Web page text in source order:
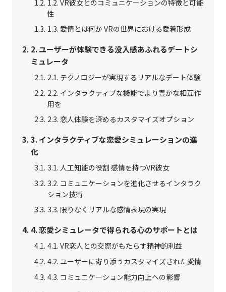
1.2. VR彼女とのコミュニケーションの特徴と可能
性
1.3. 愛情とは何か VRの世界における愛着形成
2. ユーザーが体験できる没入感あふれるデートシ
ミュレータ
2.1. テクノロジーが実現するリアルなデート体験
2.2. インタラクティブな機能でより豊かな相互作
用を
2.3. 恋人体験を深めるカスタマイズオプション
3. インタラクティブな恋愛シミュレーションの進
化
3.1. 人工知能の役割 感情を持つVR彼女
3.2. コミュニケーションを進化させるインタラク
ション技術
3.3. 限りなくリアルな感情表現の実現
4. 恋愛シミュレータで得られる心のサポートとは
4.1. VR恋人との交際がもたらす精神的利益
4.2. ユーザーに寄り添うカスタマイズされた愛情
4.3. コミュニケーション能力向上への影響